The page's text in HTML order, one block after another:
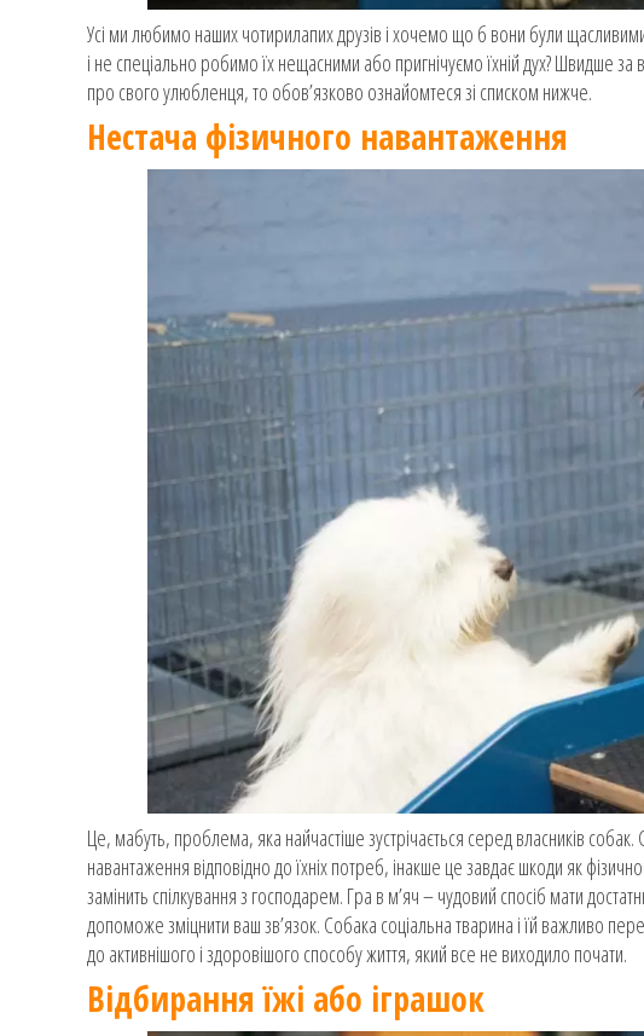
Усі ми любимо наших чотирилапих друзів і хочемо що б вони були
і не спеціально робимо їх нещасними або пригнічуємо їхній дух? Швидше
про свого улюбленця, то обов’язково ознайомтеся зі списком нижче.
Нестача фізичного навантаження
Це, мабуть, проблема, яка найчастіше зустрічається серед власників
навантаження відповідно до їхніх потреб, інакше це завдає шкоди як
замінить спілкування з господарем. Гра в м’яч – чудовий спосіб мати
допоможе зміцнити ваш зв’язок. Собака соціальна тварина і їй важливо
до активнішого і здоровішого способу життя, який все не виходило почати.
Відбирання їжі або іграшок